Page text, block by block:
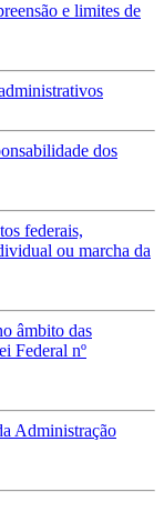
e limites de
dos
federais,
ou marcha da
âmbito das
Federal nº
Administração